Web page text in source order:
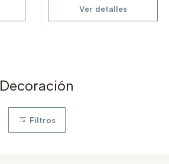
Ver detalles
Decoración
Filtros